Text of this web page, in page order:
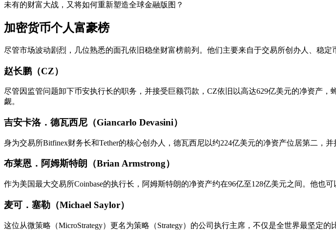
未有的财富大战，又将如何重新塑造全球金融版图？
加密货币个人富豪榜
尽管市场波动剧烈，几位熟悉的面孔依旧稳坐财富榜前列。他们主要来自于交易所创办人、稳定
赵长鹏（CZ）
尽管因监管问题卸下币安执行长的职务，并接受巨额罚款，CZ依旧以高达629亿美元的净资产
觑。
吉安卡洛．德瓦西尼（Giancarlo Devasini）
身为交易所Bitfinex财务长和Tether的核心创办人，德瓦西尼以约224亿美元的净资产位居第二，并
布莱恩．阿姆斯特朗（Brian Armstrong）
作为美国最大交易所Coinbase的执行长，阿姆斯特朗的净资产约在96亿至128亿美元之间。他也可
麦可．塞勒（Michael Saylor）
这位从微策略（MicroStrategy）更名为策略（Strategy）的公司执行主席，不仅是全世界最坚定